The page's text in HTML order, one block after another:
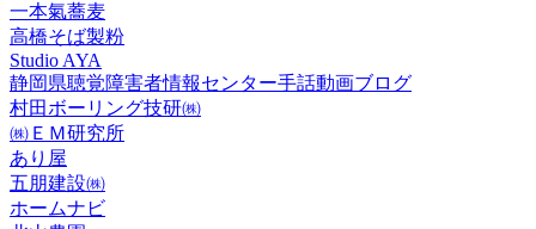
一本氣蕎麦
高橋そば製粉
Studio AYA
静岡県聴覚障害者情報センター手話動画ブログ
村田ボーリング技研㈱
㈱ＥＭ研究所
あり屋
五朋建設㈱
ホームナビ